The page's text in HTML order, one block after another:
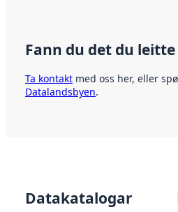
Fann du det du
Ta kontakt med oss her, eller
Datalandsbyen.
Datakatalogar